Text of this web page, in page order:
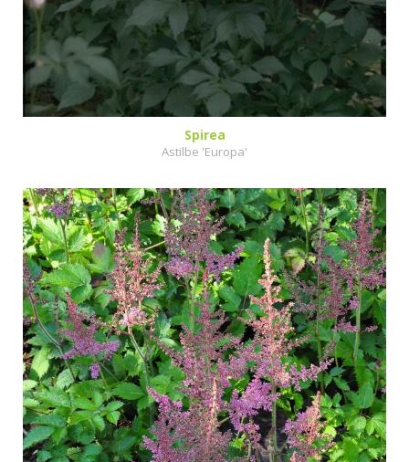
Spirea
Astilbe 'Europa'